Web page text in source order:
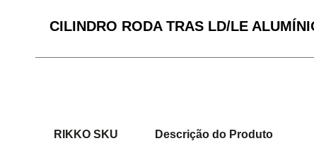
CILINDRO RODA TRAS LD/LE
RIKKO SKU Descrição do Produto